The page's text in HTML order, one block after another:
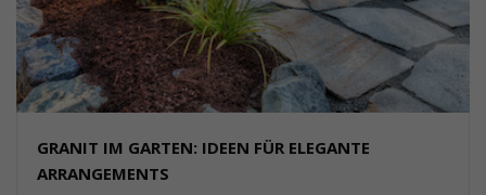
GRANIT IM GARTEN: IDEEN FÜR ELEGANTE
ARRANGEMENTS